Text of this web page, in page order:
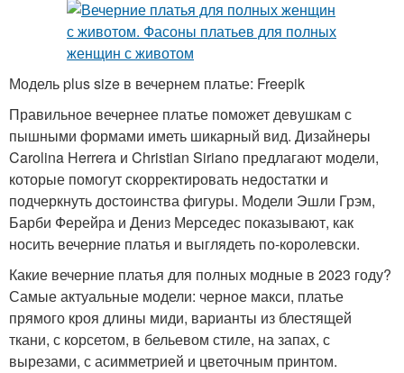
Модель plus size в вечернем платье: Freepik
Правильное вечернее платье поможет девушкам с
пышными формами иметь шикарный вид. Дизайнеры
Carolina Herrera и Christian Siriano предлагают модели,
которые помогут скорректировать недостатки и
подчеркнуть достоинства фигуры. Модели Эшли Грэм,
Барби Ферейра и Дениз Мерседес показывают, как
носить вечерние платья и выглядеть по-королевски.
Какие вечерние платья для полных модные в 2023 году?
Самые актуальные модели: черное макси, платье
прямого кроя длины миди, варианты из блестящей
ткани, с корсетом, в бельевом стиле, на запах, с
вырезами, с асимметрией и цветочным принтом.